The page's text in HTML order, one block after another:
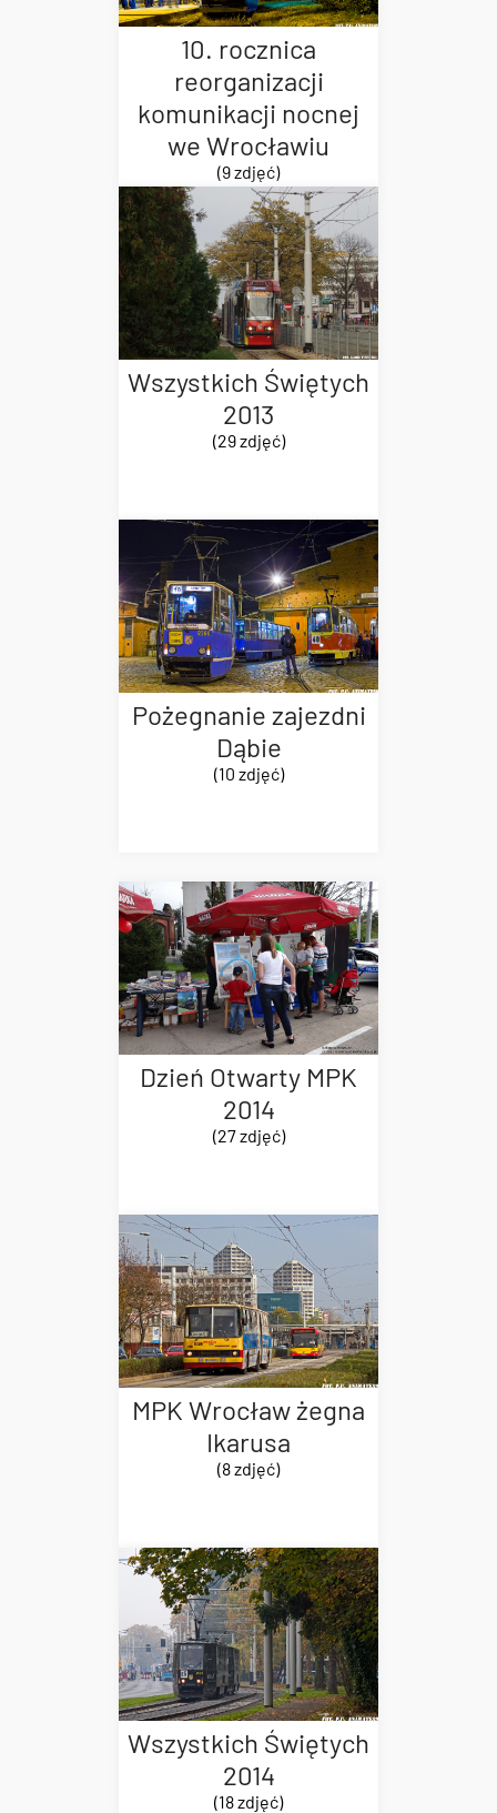
10. rocznica
reorganizacji
komunikacji nocnej
we Wrocławiu
(9 zdjęć)
Wszystkich Świętych
2013
(29 zdjęć)
Pożegnanie zajezdni
Dąbie
(10 zdjęć)
Dzień Otwarty MPK
2014
(27 zdjęć)
MPK Wrocław żegna
Ikarusa
(8 zdjęć)
Wszystkich Świętych
2014
(18 zdjęć)